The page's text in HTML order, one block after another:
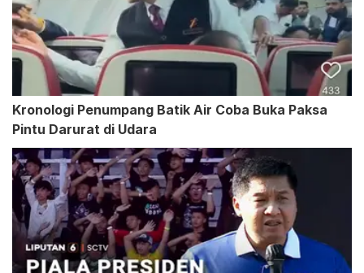
Kronologi Penumpang Batik Air Coba Buka Paksa
Pintu Darurat di Udara